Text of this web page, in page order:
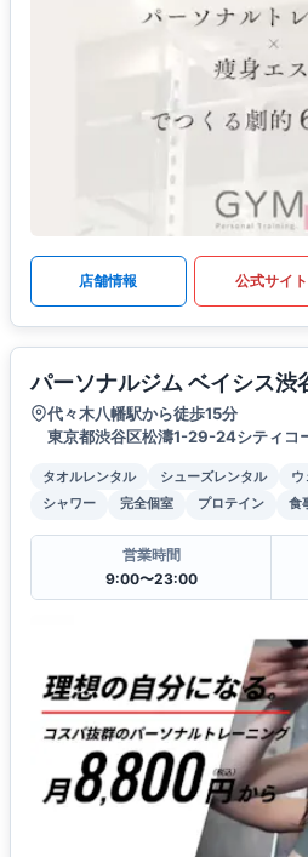
店舗情報 公式サイト
パーソナルジム ベイシス渋
代々木八幡駅から徒歩15分
東京都渋谷区松濤1-29-24シティコ
タオルレンタル シューズレンタル ウ
シャワー
完全個室 プロテイン 食
営業時間
9:00〜23:00